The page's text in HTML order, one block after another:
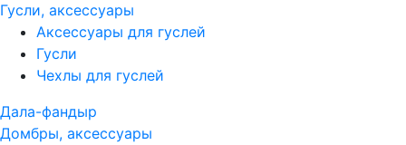
Гусли, аксессуары
Аксессуары для гуслей
Гусли
Чехлы для гуслей
Дала-фандыр
Домбры, аксессуары